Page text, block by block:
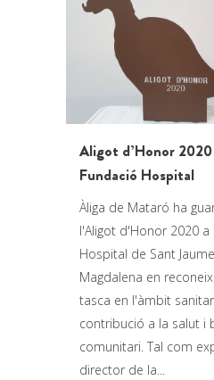
Aligot d’Honor
Fundació Hospital
Àliga de Mataró ha
l'Aligot d'Honor 2020
Hospital de Sant
Magdalena en
tasca en l'àmbit
contribució a la salut i
comunitari. Tal com
director de la...